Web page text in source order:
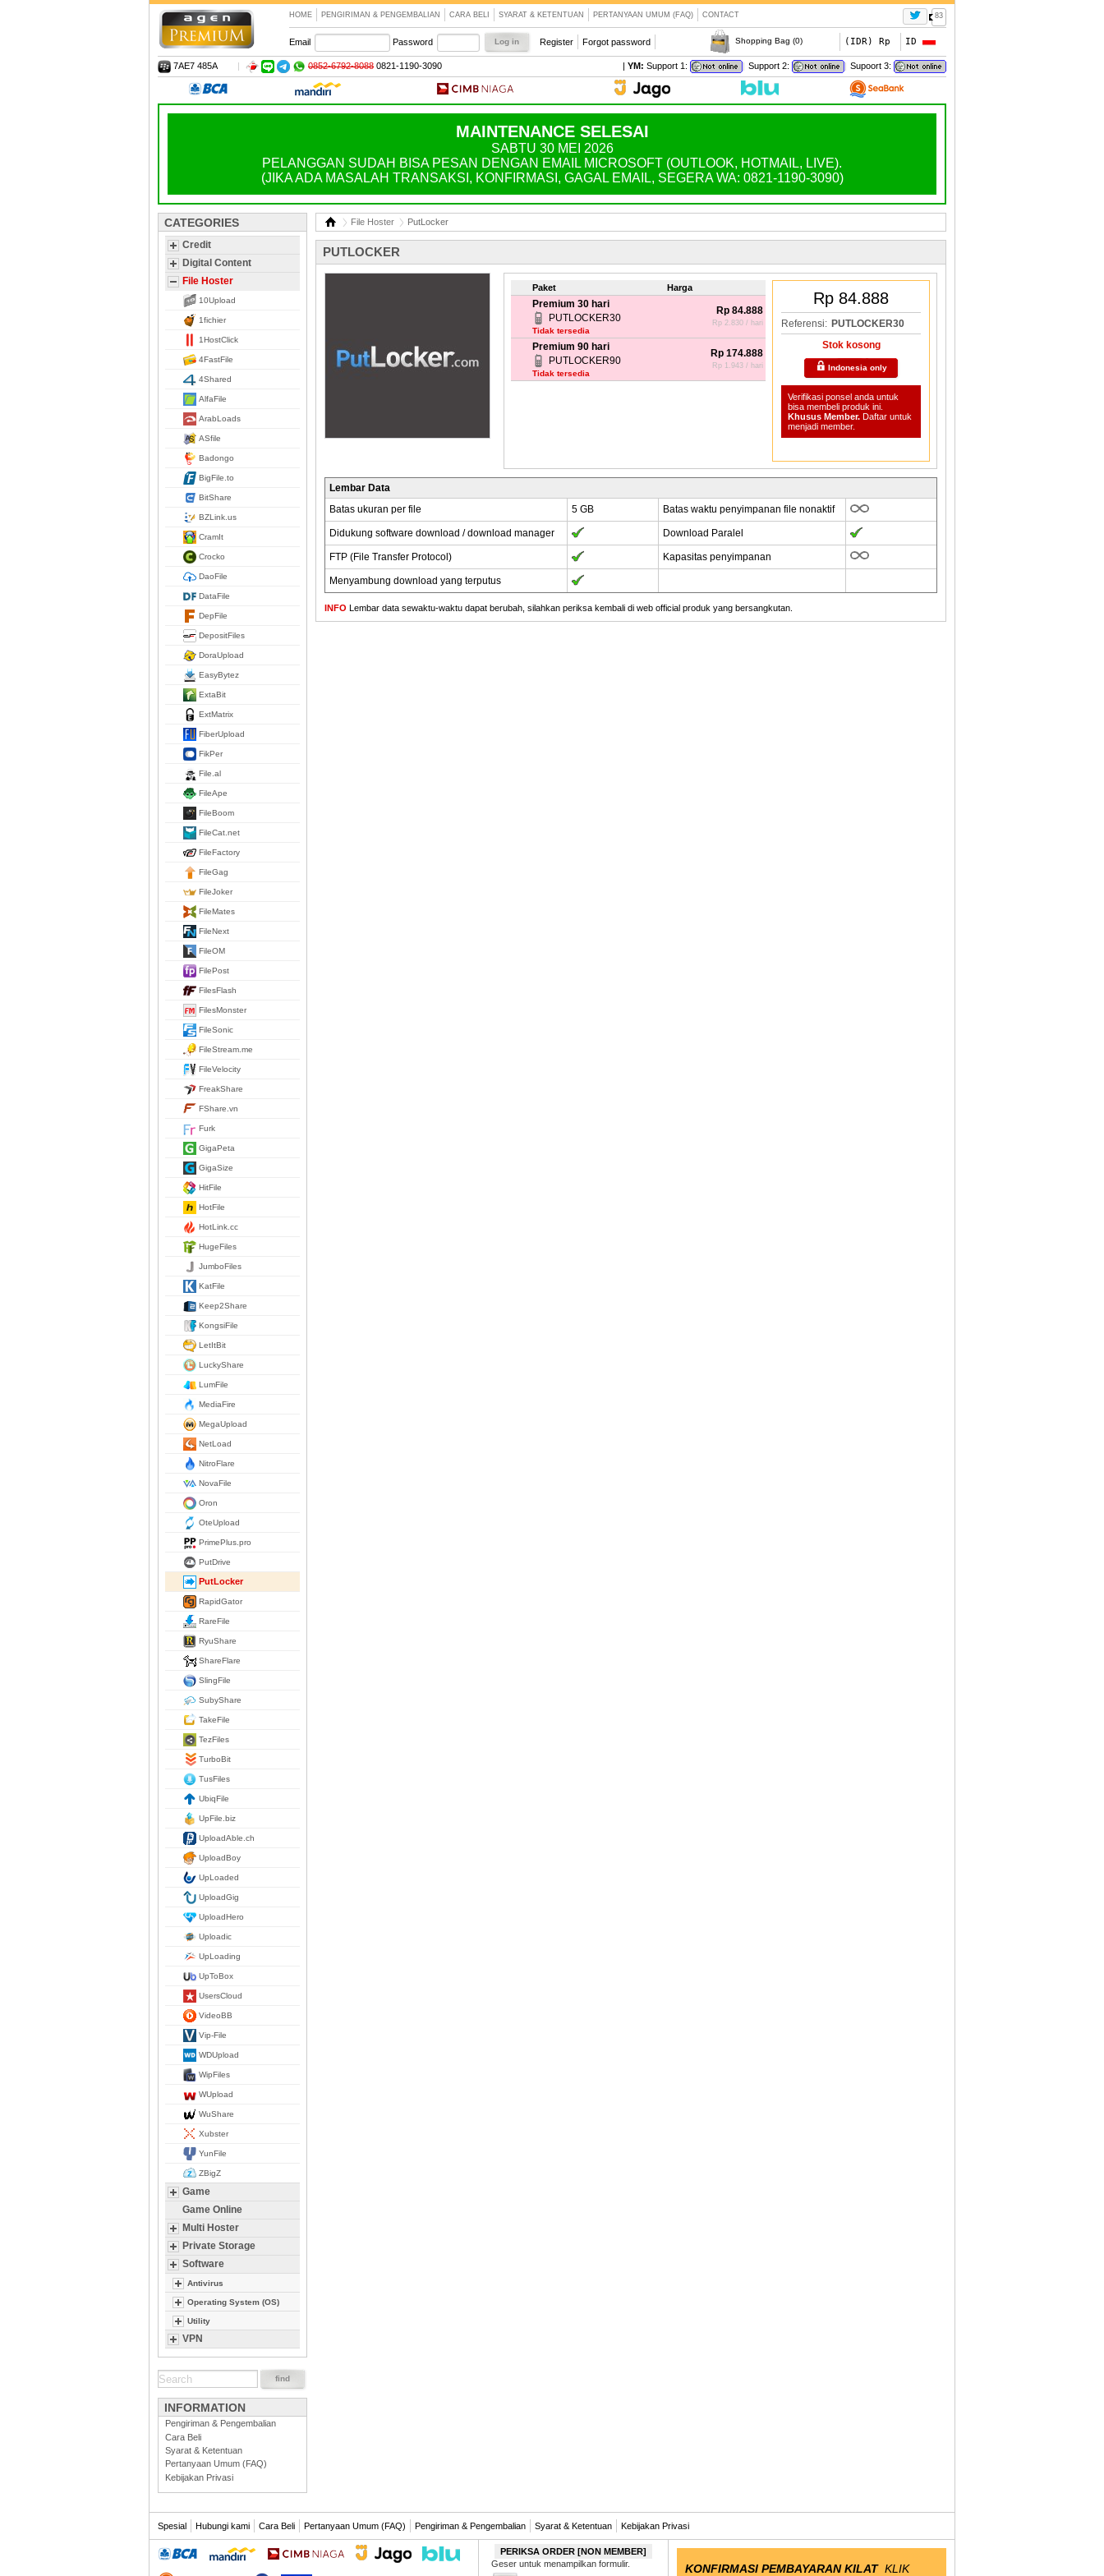
HOME PENGIRIMAN & PENGEMBALIAN CARA BELI SYARAT & KETENTUAN PERTANYAAN UMUM (FAQ) CONTACT 83
Email Password Register Forgot password Shopping Bag (0) ID
(IDR) Rp
7AE7 485A | 0852-6792-8088 0821-1190-3090 | YM: Support 1: | Support 2: | Supoort 3:
MAINTENANCE SELESAI
SABTU 30 MEI 2026
PELANGGAN SUDAH BISA PESAN DENGAN EMAIL MICROSOFT (OUTLOOK, HOTMAIL, LIVE).
(JIKA ADA MASALAH TRANSAKSI, KONFIRMASI, GAGAL EMAIL, SEGERA WA: 0821-1190-3090)
CATEGORIES
Credit
Digital Content
File Hoster
10Upload
1fichier
1HostClick
4FastFile
4Shared
AlfaFile
ArabLoads
ASfile
Badongo
BigFile.to
BitShare
BZLink.us
CramIt
Crocko
DaoFile
DataFile
DepFile
DepositFiles
DoraUpload
EasyBytez
ExtaBit
ExtMatrix
FiberUpload
FikPer
File.al
FileApe
FileBoom
FileCat.net
FileFactory
FileGag
FileJoker
FileMates
FileNext
FileOM
FilePost
FilesFlash
FilesMonster
FileSonic
FileStream.me
FileVelocity
FreakShare
FShare.vn
Furk
GigaPeta
GigaSize
HitFile
HotFile
HotLink.cc
HugeFiles
JumboFiles
KatFile
Keep2Share
KongsiFile
LetItBit
LuckyShare
LumFile
MediaFire
MegaUpload
NetLoad
NitroFlare
NovaFile
Oron
OteUpload
PrimePlus.pro
PutDrive
PutLocker
RapidGator
RareFile
RyuShare
ShareFlare
SlingFile
SubyShare
TakeFile
TezFiles
TurboBit
TusFiles
UbiqFile
UpFile.biz
UploadAble.ch
UploadBoy
UpLoaded
UploadGig
UploadHero
Uploadic
UpLoading
UpToBox
UsersCloud
VideoBB
Vip-File
WDUpload
WipFiles
WUpload
WuShare
Xubster
YunFile
ZBigZ
Game
Game Online
Multi Hoster
Private Storage
Software
Antivirus
Operating System (OS)
Utility
VPN
INFORMATION
Pengiriman & Pengembalian
Cara Beli
Syarat & Ketentuan
Pertanyaan Umum (FAQ)
Kebijakan Privasi
File Hoster PutLocker
PUTLOCKER
Paket Harga
Premium 30 hari
PUTLOCKER30
Tidak tersedia
Rp 84.888
Rp 2.830 / hari
Premium 90 hari
PUTLOCKER90
Tidak tersedia
Rp 174.888
Rp 1.943 / hari
Rp 84.888
Referensi: PUTLOCKER30
Stok kosong
Indonesia only
Verifikasi ponsel anda untuk
bisa membeli produk ini.
Khusus Member. Daftar untuk
menjadi member.
Lembar Data
Batas ukuran per file
5 GB Batas waktu penyimpanan file nonaktif
Didukung software download / download manager Download Paralel
FTP (File Transfer Protocol) Kapasitas penyimpanan
Menyambung download yang terputus
INFO Lembar data sewaktu-waktu dapat berubah, silahkan periksa kembali di web official produk yang bersangkutan.
Spesial Hubungi kami Cara Beli Pertanyaan Umum (FAQ) Pengiriman & Pengembalian Syarat & Ketentuan Kebijakan Privasi
PERIKSA ORDER [NON MEMBER]
Geser untuk menampilkan formulir.
KONFIRMASI PEMBAYARAN KILAT KLIK